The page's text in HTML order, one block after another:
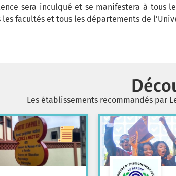
sera inculqué et se manifestera à tous
facultés et tous les départements de
Les établissements recommandés par